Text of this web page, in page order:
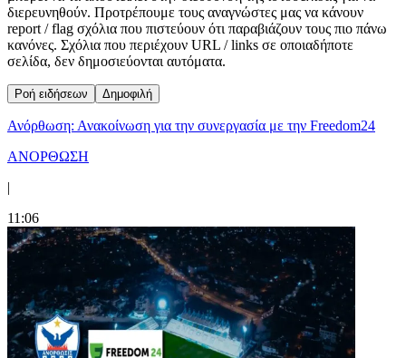
διερευνηθούν. Προτρέπουμε τους αναγνώστες μας να κάνουν
report / flag σχόλια που πιστεύουν ότι παραβιάζουν τους πιο πάνω
κανόνες. Σχόλια που περιέχουν URL / links σε οποιαδήποτε
σελίδα, δεν δημοσιεύονται αυτόματα.
Ροή ειδήσεων Δημοφιλή
Ανόρθωση: Ανακοίνωση για την συνεργασία με την Freedom24
ΑΝΟΡΘΩΣΗ
|
11:06